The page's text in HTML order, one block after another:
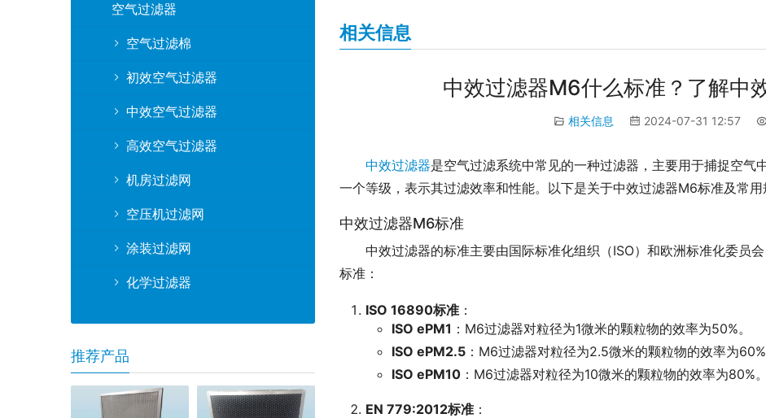
相关信息
中效过滤器M6什么标准？了解中
相关信息 2024-07-31 12:57
中效过滤器是空气过滤系统中常见的一种过滤器，主要用于捕捉空
一个等级，表示其过滤效率和性能。以下是关于中效过滤器M6标准及常用
中效过滤器M6标准
中效过滤器的标准主要由国际标准化组织（ISO）和欧洲标准化委员
标准：
ISO 16890标准 ：
ISO ePM1 ：M6过滤器对粒径为1微米的颗粒物的效率为50%。
ISO ePM2.5 ：M6过滤器对粒径为2.5微米的颗粒物的效率为60%
ISO ePM10 ：M6过滤器对粒径为10微米的颗粒物的效率为80%。
EN 779:2012标准 ：
空气过滤器
空气过滤棉
初效空气过滤器
中效空气过滤器
高效空气过滤器
机房过滤网
空压机过滤网
涂装过滤网
化学过滤器
推荐产品